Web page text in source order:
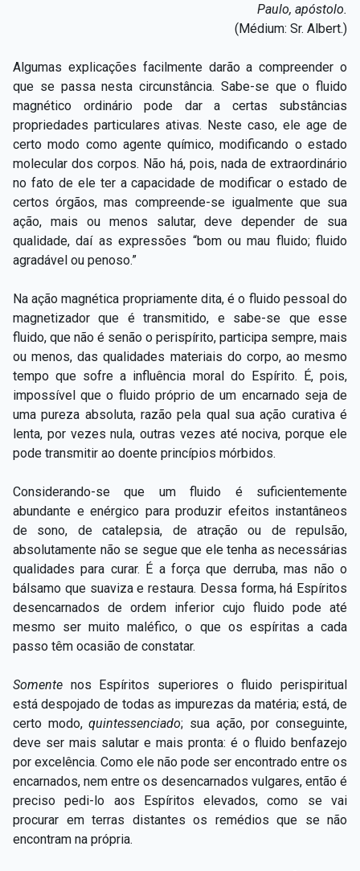
Paulo, apóstolo.
(Médium: Sr. Albert.)
Algumas explicações facilmente darão a compreender o
que se passa nesta circunstância. Sabe-se que o fluido
magnético ordinário pode dar a certas substâncias
propriedades particulares ativas. Neste caso, ele age de
certo modo como agente químico, modificando o estado
molecular dos corpos. Não há, pois, nada de extraordinário
no fato de ele ter a capacidade de modificar o estado de
certos órgãos, mas compreende-se igualmente que sua
ação, mais ou menos salutar, deve depender de sua
qualidade, daí as expressões “bom ou mau fluido; fluido
agradável ou penoso.”
Na ação magnética propriamente dita, é o fluido pessoal do
magnetizador que é transmitido, e sabe-se que esse
fluido, que não é senão o perispírito, participa sempre, mais
ou menos, das qualidades materiais do corpo, ao mesmo
tempo que sofre a influência moral do Espírito. É, pois,
impossível que o fluido próprio de um encarnado seja de
uma pureza absoluta, razão pela qual sua ação curativa é
lenta, por vezes nula, outras vezes até nociva, porque ele
pode transmitir ao doente princípios mórbidos.
Considerando-se que um fluido é suficientemente
abundante e enérgico para produzir efeitos instantâneos
de sono, de catalepsia, de atração ou de repulsão,
absolutamente não se segue que ele tenha as necessárias
qualidades para curar. É a força que derruba, mas não o
bálsamo que suaviza e restaura. Dessa forma, há Espíritos
desencarnados de ordem inferior cujo fluido pode até
mesmo ser muito maléfico, o que os espíritas a cada
passo têm ocasião de constatar.
Somente nos Espíritos superiores o fluido perispiritual
está despojado de todas as impurezas da matéria; está, de
certo modo,quintessenciado; sua ação, por conseguinte,
deve ser mais salutar e mais pronta: é o fluido benfazejo
por excelência. Como ele não pode ser encontrado entre os
encarnados, nem entre os desencarnados vulgares, então é
preciso pedi-lo aos Espíritos elevados, como se vai
procurar em terras distantes os remédios que se não
encontram na própria.